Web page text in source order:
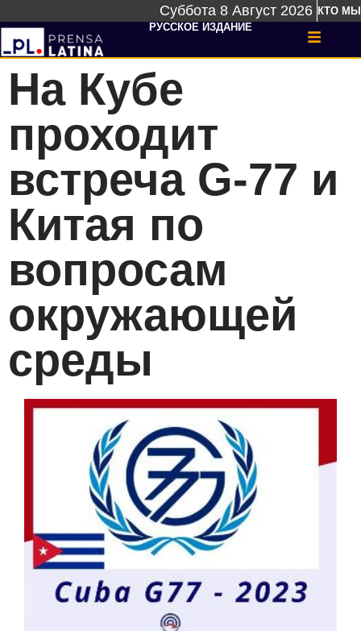
Суббота 8 Август 2026 КТО МЫ
РУССКОЕ ИЗДАНИЕ
На Кубе
проходит
встреча G-77 и
Китая по
вопросам
окружающей
среды